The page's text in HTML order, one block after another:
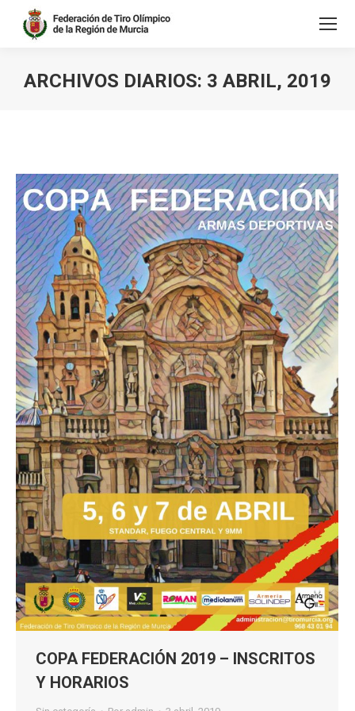
ARCHIVOS DIARIOS: 3 ABRIL, 2019
COPA FEDERACIÓN 2019 – INSCRITOS
Y HORARIOS